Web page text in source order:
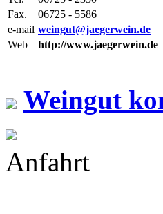
Fax.
06725 - 5586
e-mail weingut@jaegerwein.de
Web
http://www.jaegerwein.de
Weingut
Anfahrt